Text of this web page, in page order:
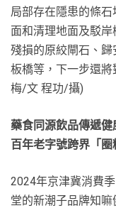
局部存在隱患的條
面和清理地面及駁
殘損的原絞閘石、
板橋等，下一步還
梅/文 程功/攝)
藥食同源飲品傳遞健
百年老字號跨界「
2024年京津冀消費
堂的新潮子品牌知